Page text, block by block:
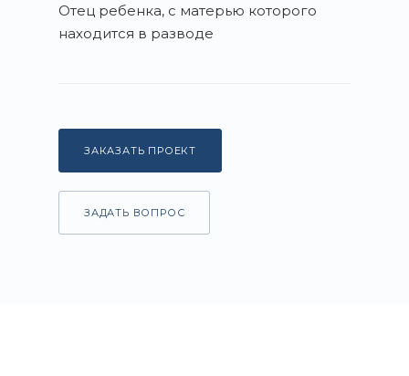
Отец ребенка, с матерью которого
находится в разводе
ЗАКАЗАТЬ ПРОЕКТ
ЗАДАТЬ ВОПРОС